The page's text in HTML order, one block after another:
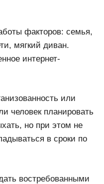
факторов: семья,
мягкий диван.
интернет-
или
человек планировать
но при этом не
в сроки по
востребованными